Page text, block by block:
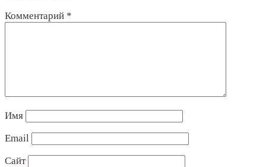
Комментарий *
Имя
Email
Сайт